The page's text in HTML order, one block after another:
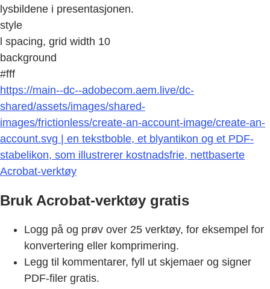
lysbildene i presentasjonen.
style
l spacing, grid width 10
background
#fff
https://main--dc--adobecom.aem.live/dc-
shared/assets/images/shared-
images/frictionless/create-an-account-image/create-an-
account.svg | en tekstboble, et blyantikon og et PDF-
stabelikon, som illustrerer kostnadsfrie, nettbaserte
Acrobat-verktøy
Bruk Acrobat-verktøy gratis
Logg på og prøv over 25 verktøy, for eksempel for
konvertering eller komprimering.
Legg til kommentarer, fyll ut skjemaer og signer
PDF-filer gratis.